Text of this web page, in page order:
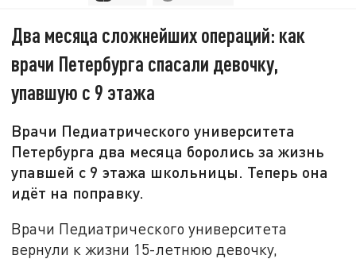
Два месяца сложнейших операций: как
врачи Петербурга спасали девочку,
упавшую с 9 этажа
Врачи Педиатрического университета
Петербурга два месяца боролись за жизнь
упавшей с 9 этажа школьницы. Теперь она
идёт на поправку.
Врачи Педиатрического университета
вернули к жизни 15-летнюю девочку,